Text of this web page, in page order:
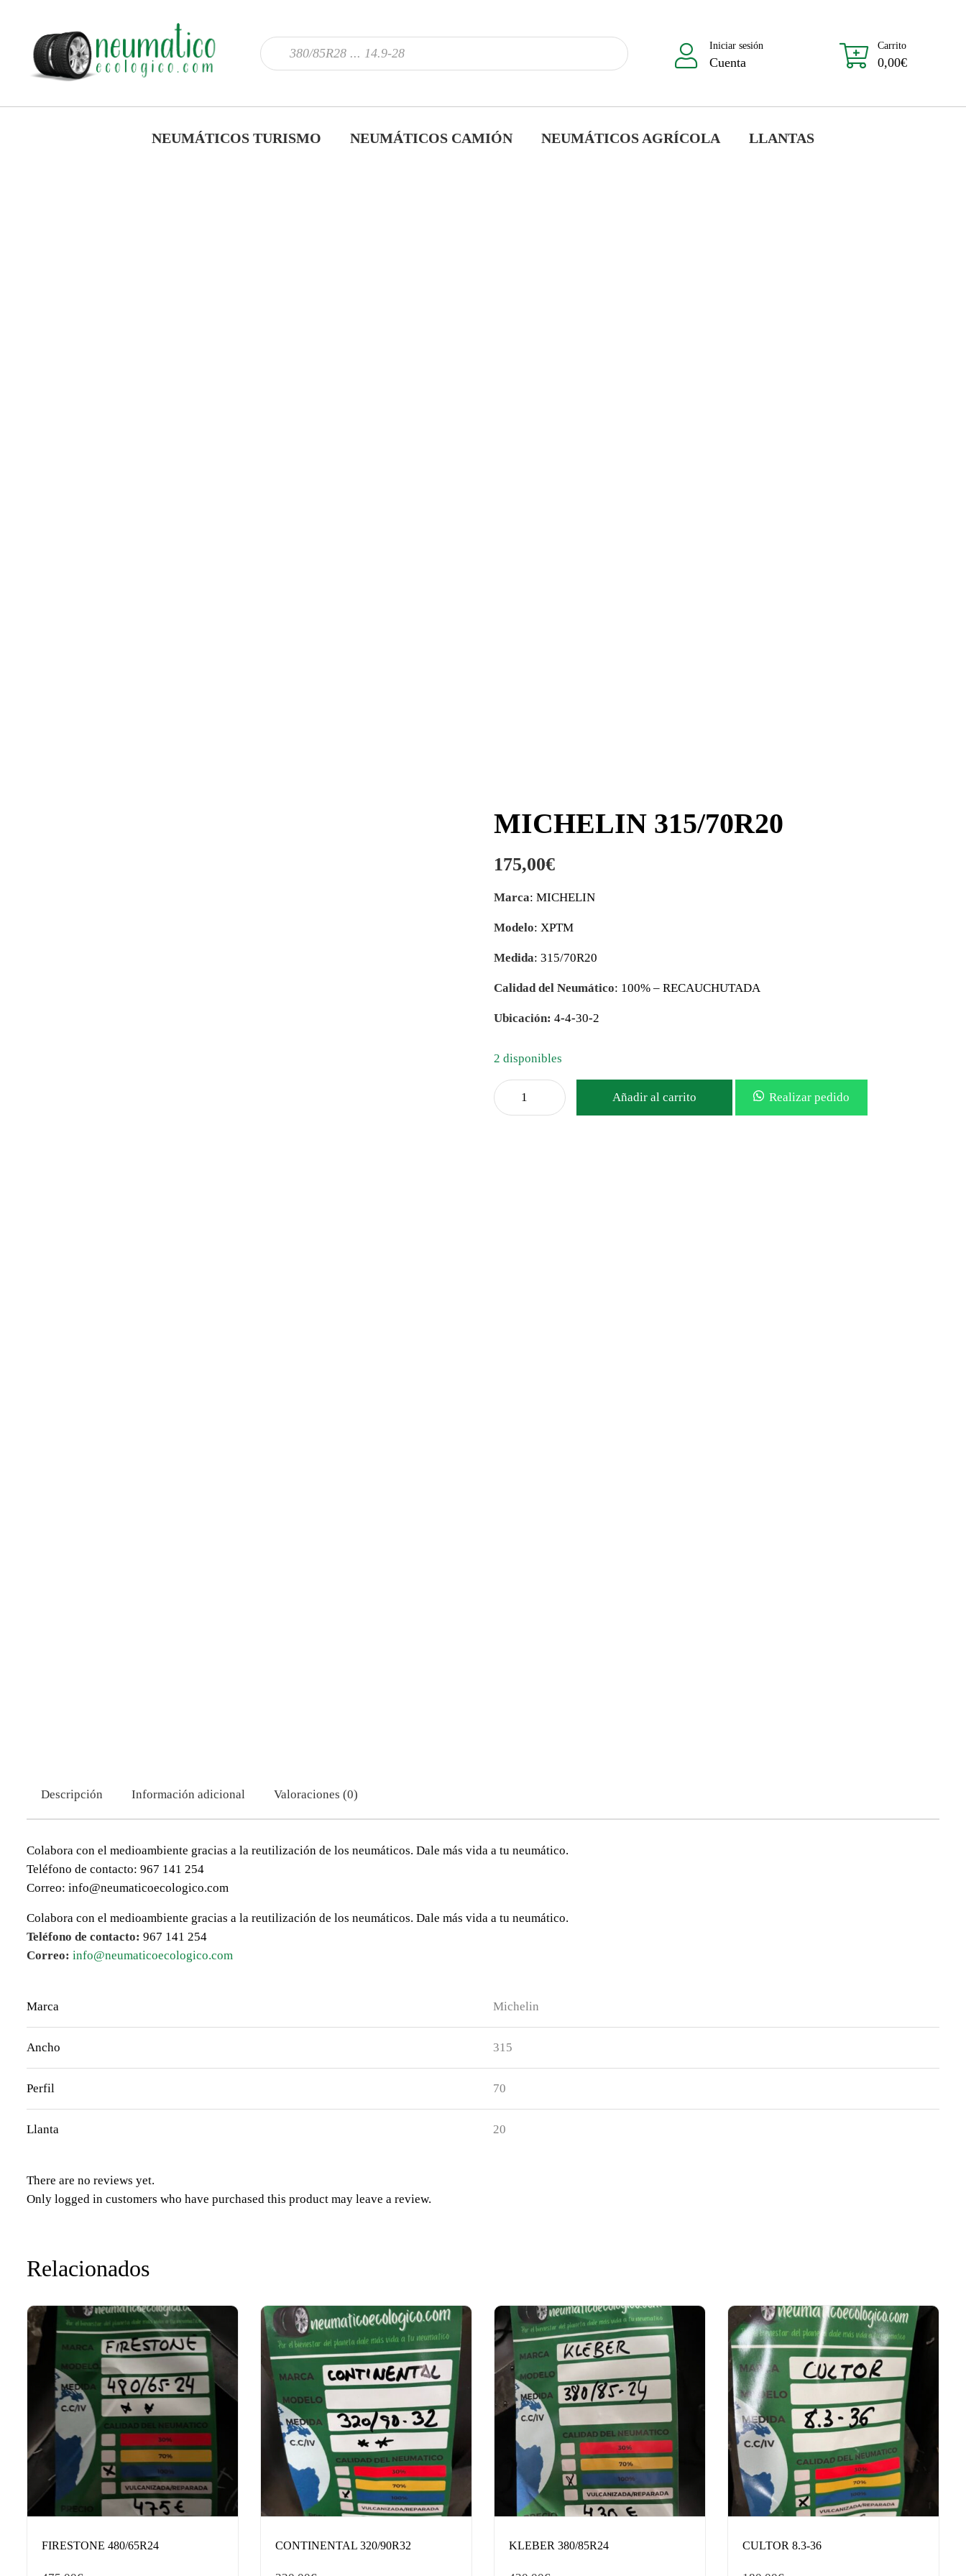
Iniciar sesión
Cuenta
Carrito
0,00€
NEUMÁTICOS TURISMO NEUMÁTICOS CAMIÓN NEUMÁTICOS AGRÍCOLA LLANTAS
MICHELIN 315/70R20
175,00€
Marca: MICHELIN
Modelo: XPTM
Medida: 315/70R20
Calidad del Neumático: 100% – RECAUCHUTADA
Ubicación: 4-4-30-2
2 disponibles
Añadir al carrito Realizar pedido
Descripción Información adicional Valoraciones (0)
Colabora con el medioambiente gracias a la reutilización de los neumáticos. Dale más vida a tu neumático.
Teléfono de contacto: 967 141 254
Correo: info@neumaticoecologico.com
Colabora con el medioambiente gracias a la reutilización de los neumáticos. Dale más vida a tu neumático.
Teléfono de contacto: 967 141 254
Correo: info@neumaticoecologico.com
Marca Michelin
Ancho 315
Perfil 70
Llanta 20
There are no reviews yet.
Only logged in customers who have purchased this product may leave a review.
Relacionados
FIRESTONE 480/65R24 CONTINENTAL 320/90R32 KLEBER 380/85R24 CULTOR 8.3-36